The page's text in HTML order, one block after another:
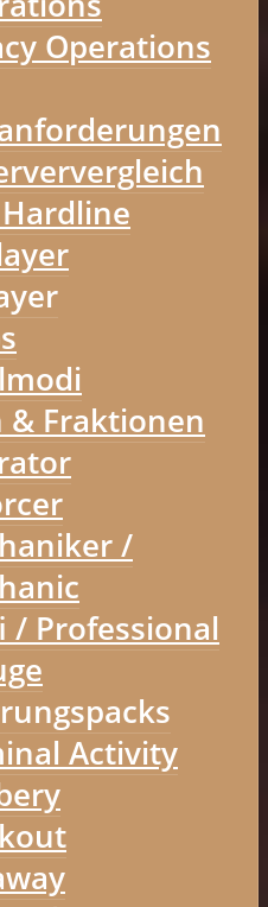
Operations
& Fraktionen
/
/ Professional
Activity